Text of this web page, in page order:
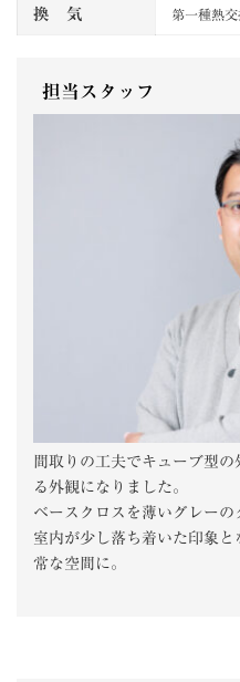
換 気 第一種熱
担当スタッフ
間取りの工夫でキューブ型
る外観になりました。
ベースクロスを薄いグレーの
室内が少し落ち着いた印象
常な空間に。